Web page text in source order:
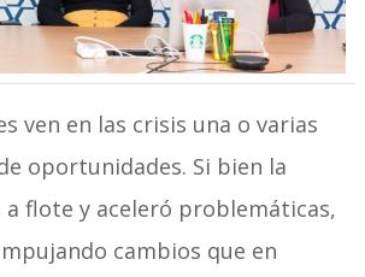
ven en las crisis una o varias
oportunidades. Si bien la
a flote y aceleró problemáticas,
cambios que en